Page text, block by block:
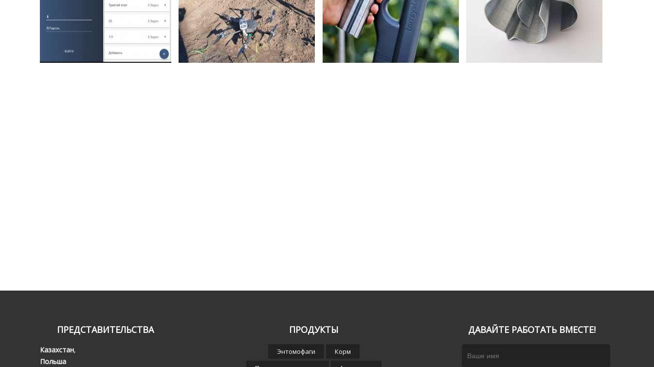
ПРЕДСТАВИТЕЛЬСТВА
Казахстан,
Польша
ПРОДУКТЫ
Энтомофаги
Корм
ДАВАЙТЕ РАБОТАТЬ ВМЕСТЕ!